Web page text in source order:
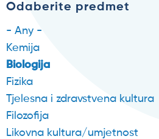
Odaberite predmet
- Any -
Kemija
Biologija
Fizika
Tjelesna i zdravstvena kultura
Filozofija
Likovna kultura/umjetnost